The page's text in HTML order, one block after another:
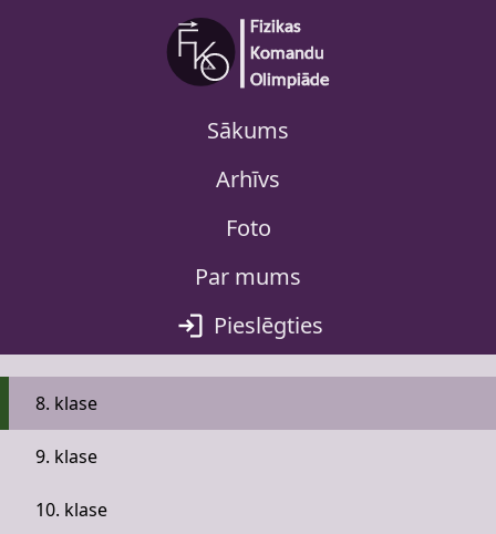
Sākums
Arhīvs
Foto
Par mums
Pieslēgties
8. klase
9. klase
10. klase